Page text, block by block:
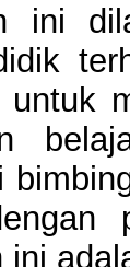
ini
untuk
ini